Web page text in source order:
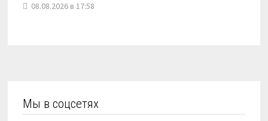
08.08.2026 в 17:58
Мы в соцсетях